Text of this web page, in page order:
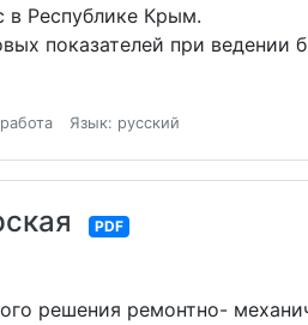
в Республике Крым.
показателей при ведении
Язык: русский
PDF
решения ремонтно-